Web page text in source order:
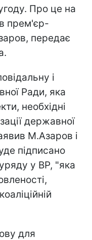
Про це на
прем'єр-
передає
і
Ради, яка
необхідні
державної
М.Азаров і
підписано
у ВР, "яка
для